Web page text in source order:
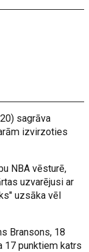
sagrāva
izvirzoties
NBA vēsturē,
uzvarējusi ar
uzsāka vēl
Bransons, 18
17 punktiem katrs